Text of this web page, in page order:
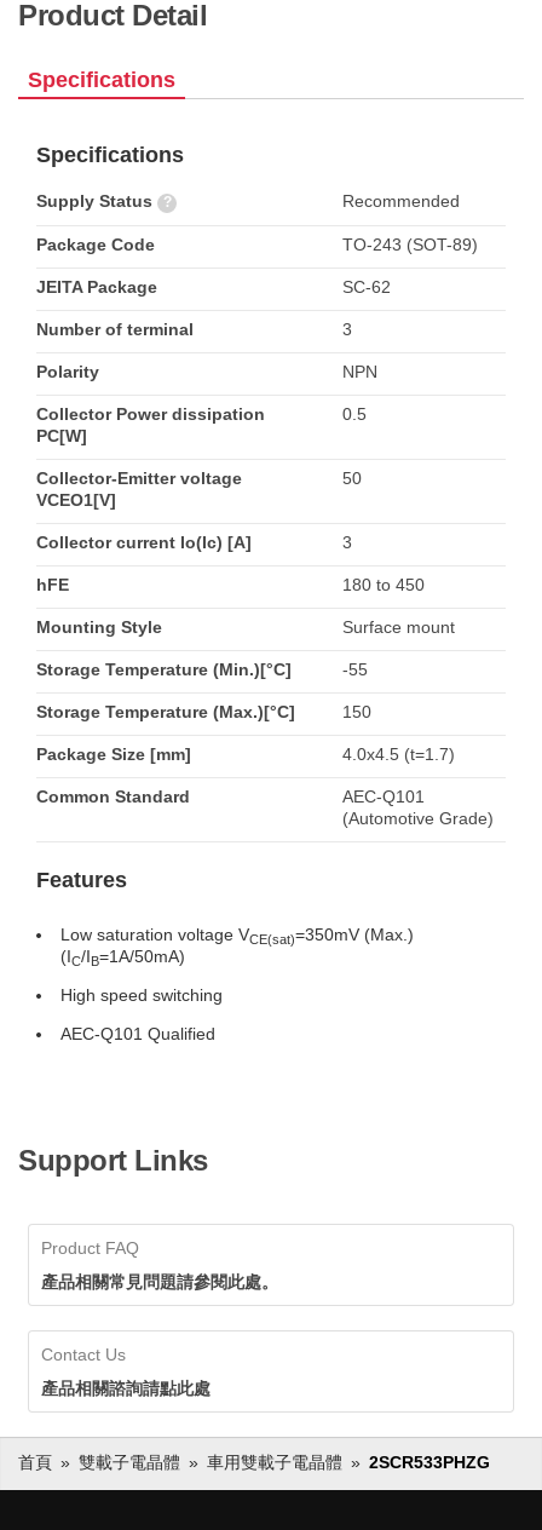
Product Detail
Specifications
Specifications
Supply Status ? Recommended
Package Code TO-243 (SOT-89)
JEITA Package SC-62
Number of terminal 3
Polarity NPN
Collector Power dissipation
PC[W]
0.5
Collector-Emitter voltage
VCEO1[V]
50
Collector current Io(Ic) [A] 3
hFE 180 to 450
Mounting Style Surface mount
Storage Temperature (Min.)[°C] -55
Storage Temperature (Max.)[°C] 150
Package Size [mm] 4.0x4.5 (t=1.7)
Common Standard
AEC-Q101
(Automotive Grade)
Features
Low saturation voltage VCE(sat)=350mV (Max.)
(IC/IB=1A/50mA)
High speed switching
AEC-Q101 Qualified
Support Links
Product FAQ
產品相關常見問題請參閱此處。
Contact Us
產品相關諮詢請點此處
首頁 雙載子電晶體 車用雙載子電晶體 2SCR533PHZG